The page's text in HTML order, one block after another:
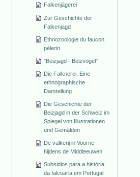
Falkenjägerei
Zur Geschichte der
Falkenjagd
Ethnozoologie du faucon
pèlerin
"Beizjagd - Beizvögel"
Die Falknerei. Eine
ethnographische
Darstellung
Die Geschichte der
Beizjagd in der Schweiz im
Spiegel von Illustrationen
und Gemälden
De valkerij in Voorne
hijdens de Middleeuwen
Subsidios para a história
da falcoaria em Portugal